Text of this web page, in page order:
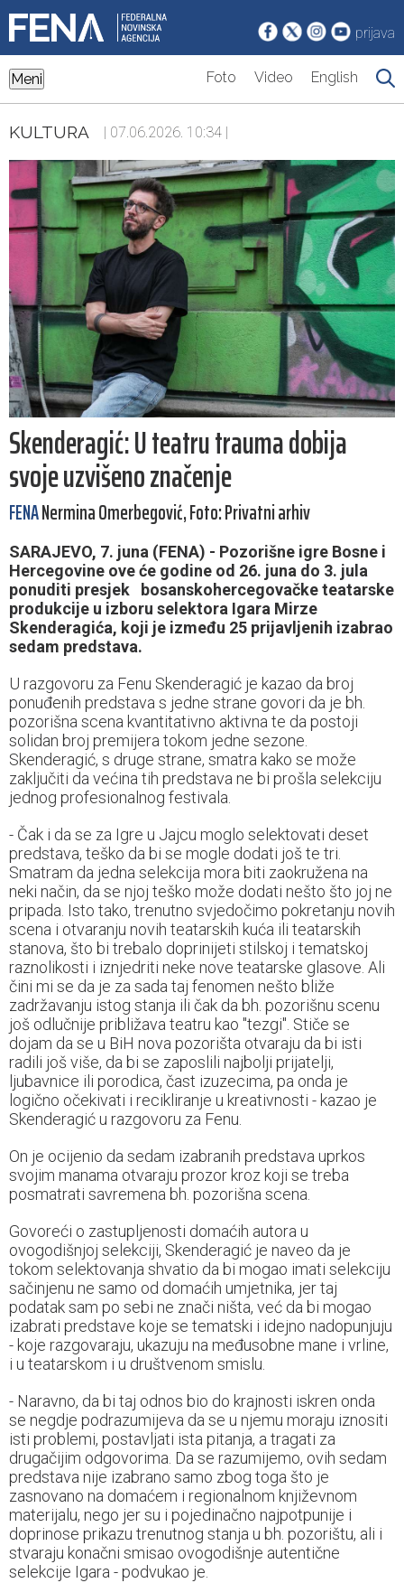
prijava
Meni Foto Video English
KULTURA | 07.06.2026. 10:34 |
Skenderagić: U teatru trauma dobija
svoje uzvišeno značenje
FENANermina Omerbegović, Foto: Privatni arhiv
SARAJEVO, 7. juna (FENA) - Pozorišne igre Bosne i
Hercegovine ove će godine od 26. juna do 3. jula
ponuditi presjek bosanskohercegovačke teatarske
produkcije u izboru selektora Igara Mirze
Skenderagića, koji je između 25 prijavljenih izabrao
sedam predstava.
U razgovoru za Fenu Skenderagić je kazao da broj
ponuđenih predstava s jedne strane govori da je bh.
pozorišna scena kvantitativno aktivna te da postoji
solidan broj premijera tokom jedne sezone.
Skenderagić, s druge strane, smatra kako se može
zaključiti da većina tih predstava ne bi prošla selekciju
jednog profesionalnog festivala.
- Čak i da se za Igre u Jajcu moglo selektovati deset
predstava, teško da bi se mogle dodati još te tri.
Smatram da jedna selekcija mora biti zaokružena na
neki način, da se njoj teško može dodati nešto što joj ne
pripada. Isto tako, trenutno svjedočimo pokretanju novih
scena i otvaranju novih teatarskih kuća ili teatarskih
stanova, što bi trebalo doprinijeti stilskoj i tematskoj
raznolikosti i iznjedriti neke nove teatarske glasove. Ali
čini mi se da je za sada taj fenomen nešto bliže
zadržavanju istog stanja ili čak da bh. pozorišnu scenu
još odlučnije približava teatru kao "tezgi". Stiče se
dojam da se u BiH nova pozorišta otvaraju da bi isti
radili još više, da bi se zaposlili najbolji prijatelji,
ljubavnice ili porodica, čast izuzecima, pa onda je
logično očekivati i recikliranje u kreativnosti - kazao je
Skenderagić u razgovoru za Fenu.
On je ocijenio da sedam izabranih predstava uprkos
svojim manama otvaraju prozor kroz koji se treba
posmatrati savremena bh. pozorišna scena.
Govoreći o zastupljenosti domaćih autora u
ovogodišnjoj selekciji, Skenderagić je naveo da je
tokom selektovanja shvatio da bi mogao imati selekciju
sačinjenu ne samo od domaćih umjetnika, jer taj
podatak sam po sebi ne znači ništa, već da bi mogao
izabrati predstave koje se tematski i idejno nadopunjuju
- koje razgovaraju, ukazuju na međusobne mane i vrline,
i u teatarskom i u društvenom smislu.
- Naravno, da bi taj odnos bio do krajnosti iskren onda
se negdje podrazumijeva da se u njemu moraju iznositi
isti problemi, postavljati ista pitanja, a tragati za
drugačijim odgovorima. Da se razumijemo, ovih sedam
predstava nije izabrano samo zbog toga što je
zasnovano na domaćem i regionalnom književnom
materijalu, nego jer su i pojedinačno najpotpunije i
doprinose prikazu trenutnog stanja u bh. pozorištu, ali i
stvaraju konačni smisao ovogodišnje autentične
selekcije Igara - podvukao je.